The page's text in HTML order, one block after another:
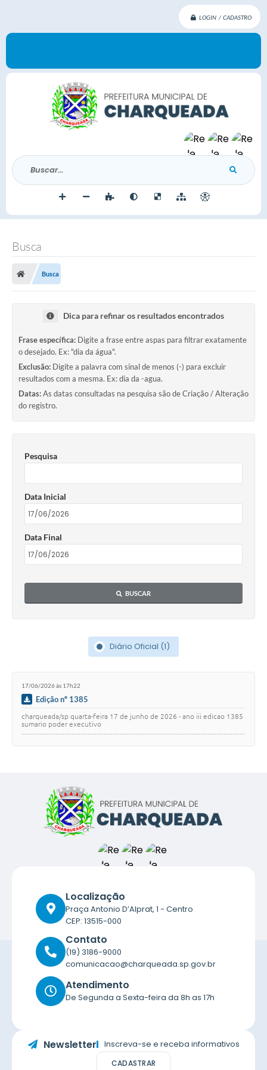
LOGIN / CADASTRO
Buscar...
Busca
Busca
Dica para refinar os resultados encontrados
Frase específica: Digite a frase entre aspas para filtrar exatamente
o desejado. Ex: "dia da água".
Exclusão: Digite a palavra com sinal de menos (-) para excluir
resultados com a mesma. Ex: dia da -agua.
Datas:As datas consultadas na pesquisa são de Criação / Alteração
do registro.
Pesquisa
Data Inicial
Data Final
BUSCAR
Diário Oficial (1)
17/06/2026 às 17h22
Edição nº 1385
charqueada/sp quarta-feira 17 de junho de 2026 - ano iii edicao 1385
sumario poder executivo
Localização
Praça Antonio D’Alprat, 1 - Centro
CEP: 13515-000
Contato
(19) 3186-9000
comunicacao@charqueada.sp.gov.br
Atendimento
De Segunda a Sexta-feira da 8h as 17h
Newsletter Inscreva-se e receba informativos
CADASTRAR